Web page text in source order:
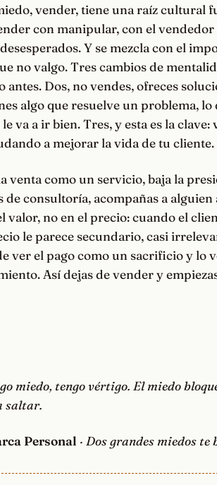
vender, tiene una raíz cultural
con manipular, con el
Y se mezcla con el
no valgo. Tres cambios de
antes. Dos, no vendes, ofreces
algo que resuelve un problema, lo
va a ir bien. Tres, y esta es la
a mejorar la vida de tu cliente.
venta como un servicio, baja la
de consultoría, acompañas a
valor, no en el precio: cuando el
le parece secundario, casi
ver el pago como un sacrificio y lo
Así dejas de vender y
miedo, tengo vértigo. El miedo
saltar.
Personal · Dos grandes miedos te